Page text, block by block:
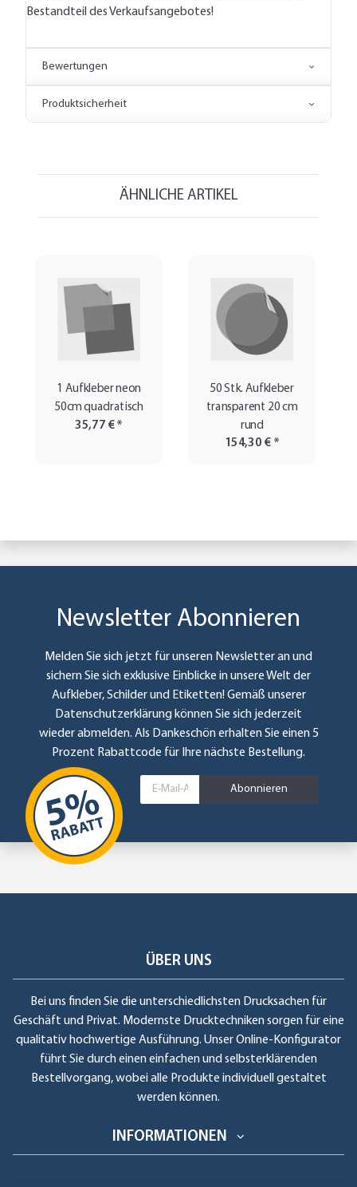
Bestandteil des Verkaufsangebotes!
Bewertungen
Produktsicherheit
ÄHNLICHE ARTIKEL
1 Aufkleber neon
50cm quadratisch
35,77 €*
50 Stk. Aufkleber
transparent 20 cm
rund
154,30 € *
Newsletter Abonnieren
Melden Sie sich jetzt für unseren Newsletter an und
sichern Sie sich exklusive Einblicke in unsere Welt der
Aufkleber, Schilder und Etiketten! Gemäß unserer
Datenschutzerklärung können Sie sich jederzeit
wieder abmelden. Als Dankeschön erhalten Sie einen 5
Prozent Rabattcode für Ihre nächste Bestellung.
Abonnieren
ÜBER UNS
Bei uns finden Sie die unterschiedlichsten Drucksachen für
Geschäft und Privat. Modernste Drucktechniken sorgen für eine
qualitativ hochwertige Ausführung. Unser Online-Konfigurator
führt Sie durch einen einfachen und selbsterklärenden
Bestellvorgang, wobei alle Produkte individuell gestaltet
werden können.
INFORMATIONEN